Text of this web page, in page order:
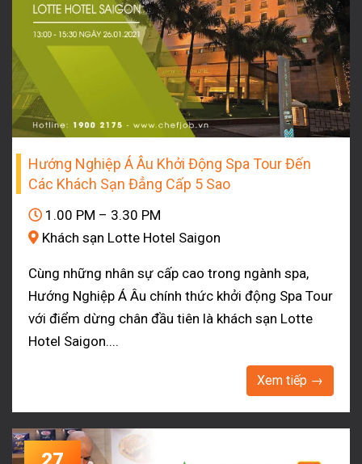
Hướng Nghiệp Á Âu Khởi Động Spa Tour Đến
Các Khách Sạn Đẳng Cấp 5 Sao
1.00 PM – 3.30 PM
Khách sạn Lotte Hotel Saigon
Cùng những nhân sự cấp cao trong ngành spa,
Hướng Nghiệp Á Âu chính thức khởi động Spa Tour
với điểm dừng chân đầu tiên là khách sạn Lotte
Hotel Saigon....
Xem tiếp →